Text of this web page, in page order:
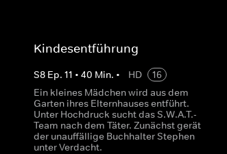
Kindesentführung
S8 Ep. 11 • 40 Min. • HD
16
Ein kleines Mädchen wird aus dem
Garten ihres Elternhauses entführt.
Unter Hochdruck sucht das S.W.A.T.-
Team nach dem Täter. Zunächst gerät
der unauffällige Buchhalter Stephen
unter Verdacht.